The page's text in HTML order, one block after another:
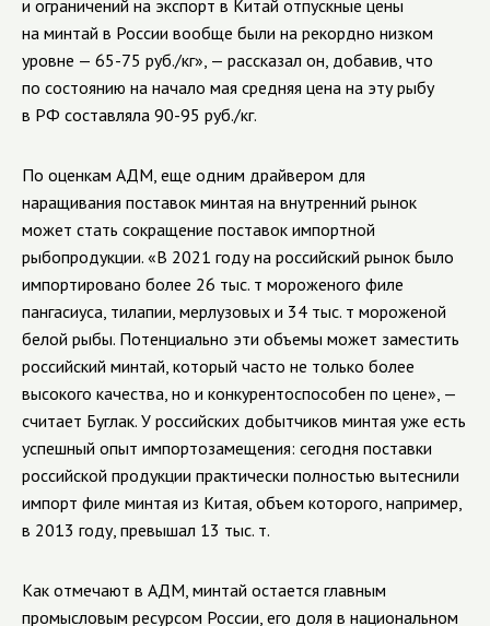
и ограничений на экспорт в Китай отпускные цены
на минтай в России вообще были на рекордно низком
уровне — 65-75 руб./кг», — рассказал он, добавив, что
по состоянию на начало мая средняя цена на эту рыбу
в РФ составляла 90-95 руб./кг.
По оценкам АДМ, еще одним драйвером для
наращивания поставок минтая на внутренний рынок
может стать сокращение поставок импортной
рыбопродукции. «В 2021 году на российский рынок было
импортировано более 26 тыс. т мороженого филе
пангасиуса, тилапии, мерлузовых и 34 тыс. т мороженой
белой рыбы. Потенциально эти объемы может заместить
российский минтай, который часто не только более
высокого качества, но и конкурентоспособен по цене», —
считает Буглак. У российских добытчиков минтая уже есть
успешный опыт импортозамещения: сегодня поставки
российской продукции практически полностью вытеснили
импорт филе минтая из Китая, объем которого, например,
в 2013 году, превышал 13 тыс. т.
Как отмечают в АДМ, минтай остается главным
промысловым ресурсом России, его доля в национальном